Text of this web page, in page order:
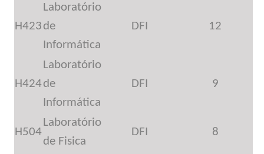
H423
Laboratório
de
Informática
DFI 12
H424
Laboratório
de
Informática
DFI 9
H504
Laboratório
de Fisica
DFI 8